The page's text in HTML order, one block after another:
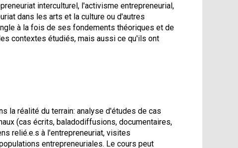
interculturel, l'activisme entrepreneurial,
dans les arts et la culture ou d'autres
à la fois de ses fondements théoriques et de
contextes étudiés, mais aussi ce qu'ils ont
la réalité du terrain: analyse d'études de cas
(cas écrits, baladodiffusions, documentaires,
relié.e.s à l'entrepreneuriat, visites
entrepreneuriales. Le cours peut